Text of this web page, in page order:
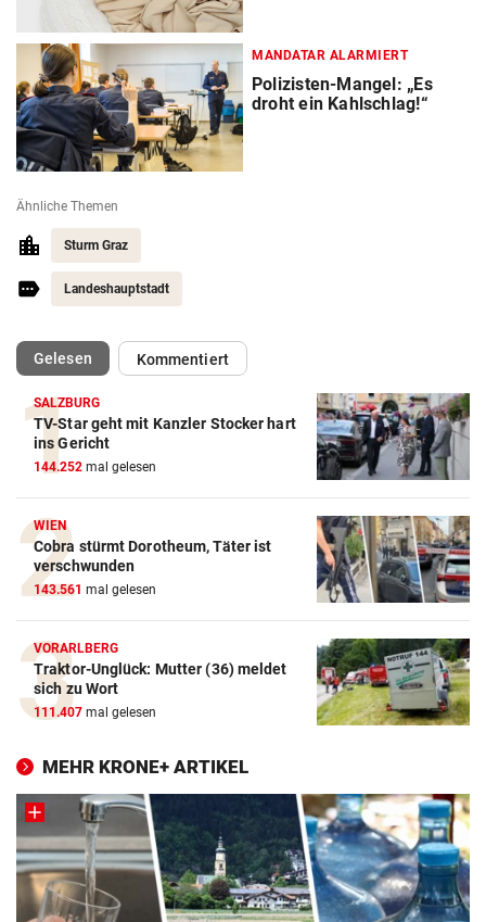
MANDATAR ALARMIERT
Polizisten-Mangel: „Es
droht ein Kahlschlag!“
Ähnliche Themen
Sturm Graz
Landeshauptstadt
Gelesen(ausgewählt)Kommentiert
SALZBURG
TV-Star geht mit Kanzler Stocker hart
ins Gericht
144.252 mal gelesen
WIEN
Cobra stürmt Dorotheum, Täter ist
verschwunden
143.561 mal gelesen
VORARLBERG
Traktor-Unglück: Mutter (36) meldet
sich zu Wort
111.407 mal gelesen
MEHR KRONE+ ARTIKEL